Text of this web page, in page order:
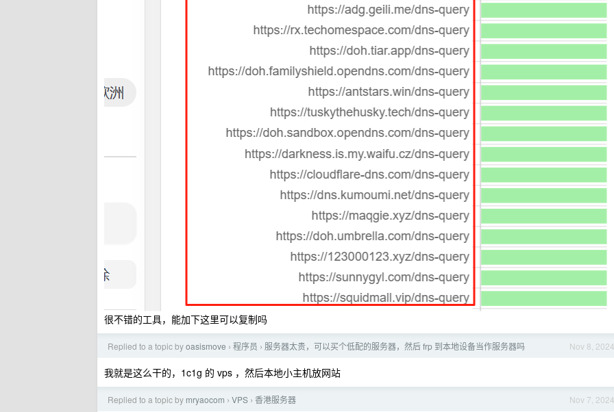
很不错的工具，能加下这里可以复制吗
Nov 8, 2024
Replied to a topic byoasismove › 程序员 › 服务器太贵，可以买个低配的服务器，然后 frp 到本地设备当作服务器吗
我就是这么干的，1c1g 的 vps ，然后本地小主机放网站
Nov 7, 2024
Replied to a topic by mryaocom › VPS › 香港服务器